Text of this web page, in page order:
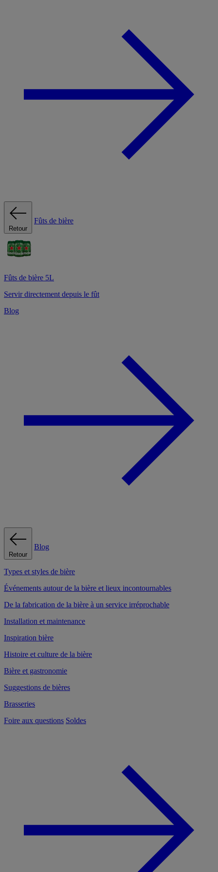
Retour
Fûts de bière
Fûts de bière 5L
Servir directement depuis le fût
Blog
Retour
Blog
Types et styles de bière
Événements autour de la bière et lieux incontournables
De la fabrication de la bière à un service irréprochable
Installation et maintenance
Inspiration bière
Histoire et culture de la bière
Bière et gastronomie
Suggestions de bières
Brasseries
Foire aux questions Soldes